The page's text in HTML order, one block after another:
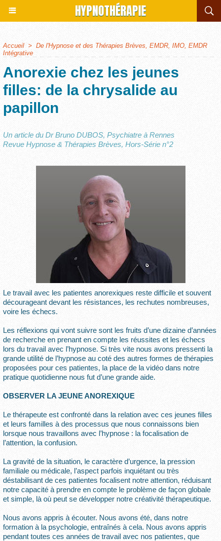
HYPNOTHÉRAPIE
Accueil > De l'Hypnose et des Thérapies Brèves, EMDR, IMO, EMDR
Intégrative
Anorexie chez les jeunes
filles: de la chrysalide au
papillon
Un article du Dr Bruno DUBOS, Psychiatre à Rennes
Revue Hypnose & Thérapies Brèves, Hors-Série n°2
Le travail avec les patientes anorexiques reste difficile et souvent
décourageant devant les résistances, les rechutes nombreuses,
voire les échecs.
Les réflexions qui vont suivre sont les fruits d’une dizaine d’années
de recherche en prenant en compte les réussites et les échecs
lors du travail avec l’hypnose. Si très vite nous avons pressenti la
grande utilité de l’hypnose au coté des autres formes de thérapies
proposées pour ces patientes, la place de la vidéo dans notre
pratique quotidienne nous fut d’une grande aide.
OBSERVER LA JEUNE ANOREXIQUE
Le thérapeute est confronté dans la relation avec ces jeunes filles
et leurs familles à des processus que nous connaissons bien
lorsque nous travaillons avec l’hypnose : la focalisation de
l’attention, la confusion.
La gravité de la situation, le caractère d’urgence, la pression
familiale ou médicale, l’aspect parfois inquiétant ou très
déstabilisant de ces patientes focalisent notre attention, réduisant
notre capacité à prendre en compte le problème de façon globale
et simple, là où peut se développer notre créativité thérapeutique.
Nous avons appris à écouter. Nous avons été, dans notre
formation à la psychologie, entraînés à cela. Nous avons appris
pendant toutes ces années de travail avec nos patientes, que